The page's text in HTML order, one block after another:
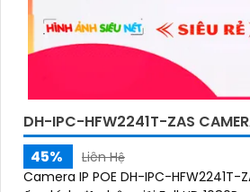
DH-IPC-HFW2241T-ZAS
45%
Liên Hệ
Camera IP POE DH-IPC-